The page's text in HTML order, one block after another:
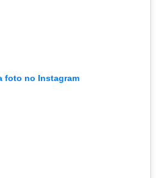
foto no Instagram